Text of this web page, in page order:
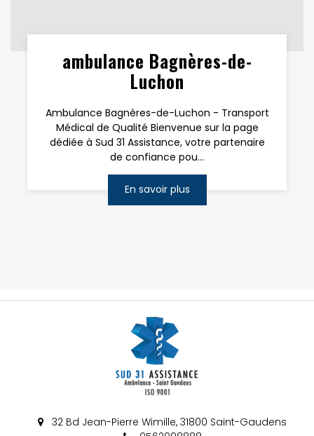
ambulance Bagnères-de-
Luchon
Ambulance Bagnères-de-Luchon - Transport
Médical de Qualité Bienvenue sur la page
dédiée à Sud 31 Assistance, votre partenaire
de confiance pou...
En savoir plus
32 Bd Jean-Pierre Wimille, 31800 Saint-Gaudens